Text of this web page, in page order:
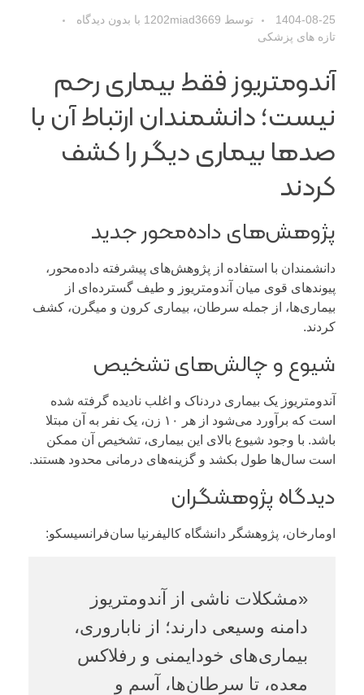
1404-08-25 توسط 1202miad3669 با بدون دیدگاه
تازه های پزشکی
آندومتریوز فقط بیماری رحم
نیست؛ دانشمندان ارتباط آن با
صدها بیماری دیگر را کشف
کردند
پژوهش‌های داده‌محور جدید
دانشمندان با استفاده از پژوهش‌های پیشرفته داده‌محور،
پیوندهای قوی میان آندومتریوز و طیف گسترده‌ای از
بیماری‌ها، از جمله سرطان، بیماری کرون و میگرن، کشف
کردند.
شیوع و چالش‌های تشخیص
آندومتریوز یک بیماری دردناک و اغلب نادیده گرفته شده
است که برآورد می‌شود از هر ۱۰ زن، یک نفر به آن مبتلا
باشد. با وجود شیوع بالای این بیماری، تشخیص آن ممکن
است سال‌ها طول بکشد و گزینه‌های درمانی محدود هستند.
دیدگاه پژوهشگران
اوما‌رخان، پژوهشگر دانشگاه کالیفرنیا سان‌فرانسیسکو:
«مشکلات ناشی از آندومتریوز
دامنه وسیعی دارند؛ از ناباروری،
بیماری‌های خودایمنی و رفلاکس
معده، تا سرطان‌ها، آسم و